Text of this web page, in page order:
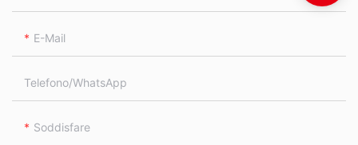
E-Mail
Telefono/WhatsApp
Soddisfare